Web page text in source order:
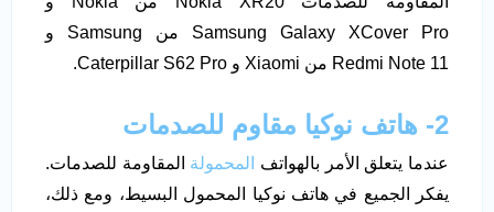
Samsung Galaxy XCover Pro من Samsung و
Redmi Note 11 من Xiaomi و Caterpillar S62 Pro.
2- هاتف نوكيا مقاوم للصدمات
عندما يتعلق الأمر بالهواتف المحمولة المقاومة للصدمات.
يفكر الجميع في هاتف نوكيا المحمول البسيط، ومع ذلك،